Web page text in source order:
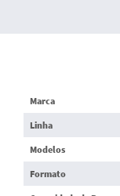
Marca
Linha
Modelos
Formato